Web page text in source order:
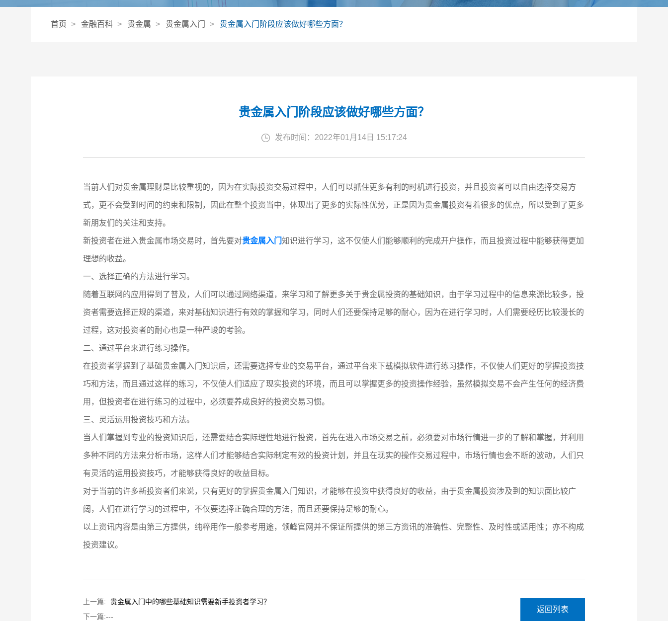
首页 金融百科 贵金属 贵金属入门 贵金属入门阶段应该做好哪些方面？
贵金属入门阶段应该做好哪些方面？
发布时间：2022年01月14日 15:17:24
当前人们对贵金属理财是比较重视的，因为在实际投资交易过程中，人们可以抓住更多有利的时机进行投资，并且投资者可以自由选择交易方
式，更不会受到时间的约束和限制，因此在整个投资当中，体现出了更多的实际性优势，正是因为贵金属投资有着很多的优点，所以受到了更多
新朋友们的关注和支持。
新投资者在进入贵金属市场交易时，首先要对贵金属入门知识进行学习，这不仅使人们能够顺利的完成开户操作，而且投资过程中能够获得更加
理想的收益。
一、选择正确的方法进行学习。
随着互联网的应用得到了普及，人们可以通过网络渠道，来学习和了解更多关于贵金属投资的基础知识，由于学习过程中的信息来源比较多，投
资者需要选择正规的渠道，来对基础知识进行有效的掌握和学习，同时人们还要保持足够的耐心，因为在进行学习时，人们需要经历比较漫长的
过程，这对投资者的耐心也是一种严峻的考验。
二、通过平台来进行练习操作。
在投资者掌握到了基础贵金属入门知识后，还需要选择专业的交易平台，通过平台来下载模拟软件进行练习操作，不仅使人们更好的掌握投资技
巧和方法，而且通过这样的练习，不仅使人们适应了现实投资的环境，而且可以掌握更多的投资操作经验，虽然模拟交易不会产生任何的经济费
用，但投资者在进行练习的过程中，必须要养成良好的投资交易习惯。
三、灵活运用投资技巧和方法。
当人们掌握到专业的投资知识后，还需要结合实际理性地进行投资，首先在进入市场交易之前，必须要对市场行情进一步的了解和掌握，并利用
多种不同的方法来分析市场，这样人们才能够结合实际制定有效的投资计划，并且在现实的操作交易过程中，市场行情也会不断的波动，人们只
有灵活的运用投资技巧，才能够获得良好的收益目标。
对于当前的许多新投资者们来说，只有更好的掌握贵金属入门知识，才能够在投资中获得良好的收益，由于贵金属投资涉及到的知识面比较广
阔，人们在进行学习的过程中，不仅要选择正确合理的方法，而且还要保持足够的耐心。
以上资讯内容是由第三方提供，纯粹用作一般参考用途，领峰官网并不保证所提供的第三方资讯的准确性、完整性、及时性或适用性；亦不构成
投资建议。
上一篇:
贵金属入门中的哪些基础知识需要新手投资者学习？
下一篇:---
返回列表